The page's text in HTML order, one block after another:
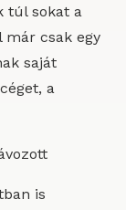
túl sokat a
már csak egy
saját
a
is